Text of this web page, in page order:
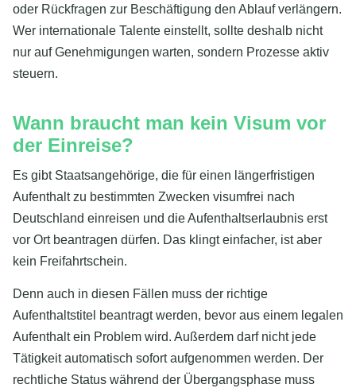
oder Rückfragen zur Beschäftigung den Ablauf verlängern.
Wer internationale Talente einstellt, sollte deshalb nicht
nur auf Genehmigungen warten, sondern Prozesse aktiv
steuern.
Wann braucht man kein Visum vor
der Einreise?
Es gibt Staatsangehörige, die für einen längerfristigen
Aufenthalt zu bestimmten Zwecken visumfrei nach
Deutschland einreisen und die Aufenthaltserlaubnis erst
vor Ort beantragen dürfen. Das klingt einfacher, ist aber
kein Freifahrtschein.
Denn auch in diesen Fällen muss der richtige
Aufenthaltstitel beantragt werden, bevor aus einem legalen
Aufenthalt ein Problem wird. Außerdem darf nicht jede
Tätigkeit automatisch sofort aufgenommen werden. Der
rechtliche Status während der Übergangsphase muss